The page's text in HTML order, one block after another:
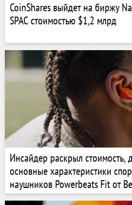
CoinShares выйдет на биржу
SPAC стоимостью $1,2 млрд
Инсайдер раскрыл стоимость,
основные характеристики
наушников Powerbeats Fit от